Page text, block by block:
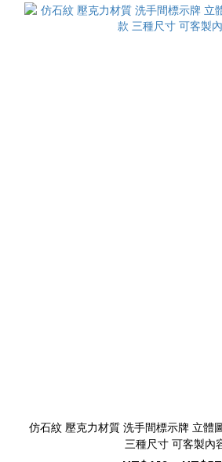
仿石紋 壓克力材質 洗手間標示牌 立體
三種尺寸 可客製內